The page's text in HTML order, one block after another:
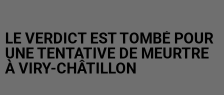
LE VERDICT EST TOMBÉ POUR
UNE TENTATIVE DE MEURTRE
À VIRY-CHÂTILLON